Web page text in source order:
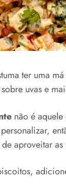
ter uma
uvas e
não é
aproveitar